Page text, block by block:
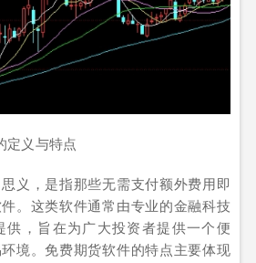
定义与特点
义，是指那些无需支付额外费用即
。这类软件通常由专业的金融科技
供，旨在为广大投资者提供一个便
境。免费期货软件的特点主要体现